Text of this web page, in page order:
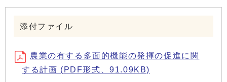
添付ファイル
農業の有する多面的機能の発揮の促進に関
する計画 (PDF形式、91.09KB)